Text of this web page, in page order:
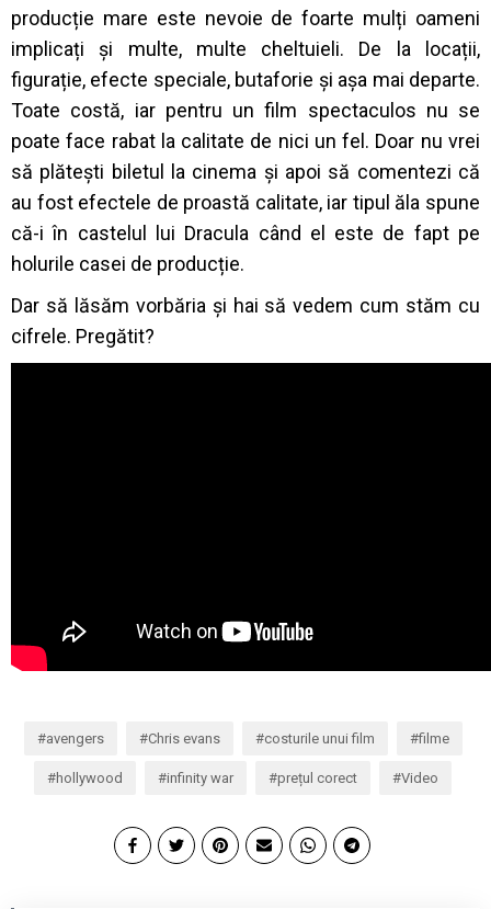
producție mare este nevoie de foarte mulți oameni
implicați și multe, multe cheltuieli. De la locații,
figurație, efecte speciale, butaforie și așa mai departe.
Toate costă, iar pentru un film spectaculos nu se
poate face rabat la calitate de nici un fel. Doar nu vrei
să plătești biletul la cinema și apoi să comentezi că
au fost efectele de proastă calitate, iar tipul ăla spune
că-i în castelul lui Dracula când el este de fapt pe
holurile casei de producție.
Dar să lăsăm vorbăria și hai să vedem cum stăm cu
cifrele. Pregătit?
avengers Chris evans costurile unui film filme
hollywood infinity war prețul corect Video